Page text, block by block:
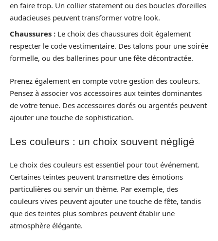
en faire trop. Un collier statement ou des boucles d’oreilles
audacieuses peuvent transformer votre look.
Chaussures : Le choix des chaussures doit également
respecter le code vestimentaire. Des talons pour une soirée
formelle, ou des ballerines pour une fête décontractée.
Prenez également en compte votre gestion des couleurs.
Pensez à associer vos accessoires aux teintes dominantes
de votre tenue. Des accessoires dorés ou argentés peuvent
ajouter une touche de sophistication.
Les couleurs : un choix souvent négligé
Le choix des couleurs est essentiel pour tout événement.
Certaines teintes peuvent transmettre des émotions
particulières ou servir un thème. Par exemple, des
couleurs vives peuvent ajouter une touche de fête, tandis
que des teintes plus sombres peuvent établir une
atmosphère élégante.